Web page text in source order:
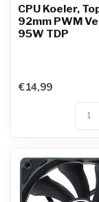
CPU Koeler,
92mm PWM
95W TDP
€14,99